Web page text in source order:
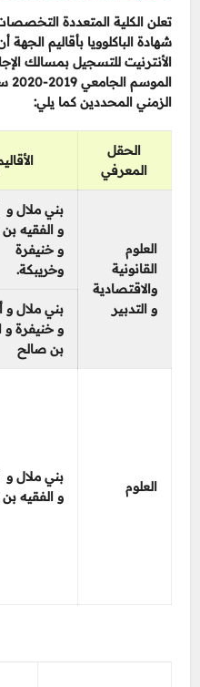
تعلن الكلية المتعددة
شهادة الباكلوويا بأقاليم
الأنترنيت للتسجيل بمسالك
الزمني المحددين كما يلي:
الحقل
المعرفي
العلوم
القانونية
والاقتصادية
و التدبير
بني ملال و
و الفقيه
و خنيفرة
وخريبكة.
بني ملال و
و خنيفرة و
بن صالح
العلوم
بني ملال و
و الفقيه